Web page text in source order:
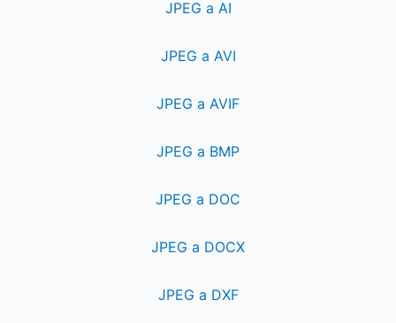
JPEG a AI
JPEG a AVI
JPEG a AVIF
JPEG a BMP
JPEG a DOC
JPEG a DOCX
JPEG a DXF